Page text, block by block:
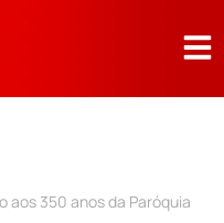
aos 350 anos da Paróquia